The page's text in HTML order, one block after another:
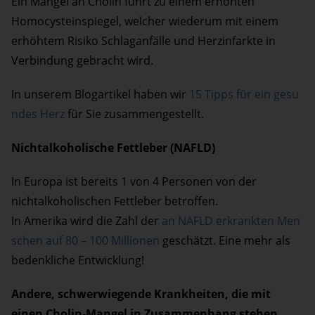
Homocysteinspiegel, welcher wiederum mit einem
erhöhtem Risiko Schlaganfälle und Herzinfarkte in
Verbindung gebracht wird.
In unserem Blogartikel haben wir 15 Tipps für ein gesu
ndes Herzfür Sie zusammengestellt.
Nichtalkoholische Fettleber (NAFLD)
In Europa ist bereits 1 von 4 Personen von der
nichtalkoholischen Fettleber betroffen.
In Amerika wird die Zahl der an NAFLD erkrankten Men
schen auf 80 – 100 Millionen geschätzt. Eine mehr als
bedenkliche Entwicklung!
Andere, schwerwiegende Krankheiten, die mit